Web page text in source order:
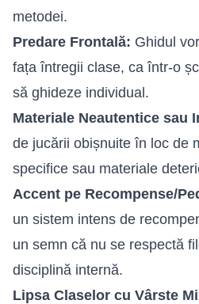
metodei.
Predare Frontală: Ghidul
fața întregii clase, ca într-o
să ghideze individual.
Materiale Neautentice sau
de jucării obișnuite în loc de
specifice sau materiale
Accent pe Recompense/
un sistem intens de
un semn că nu se respectă
disciplină internă.
Lipsa Claselor cu Vârste